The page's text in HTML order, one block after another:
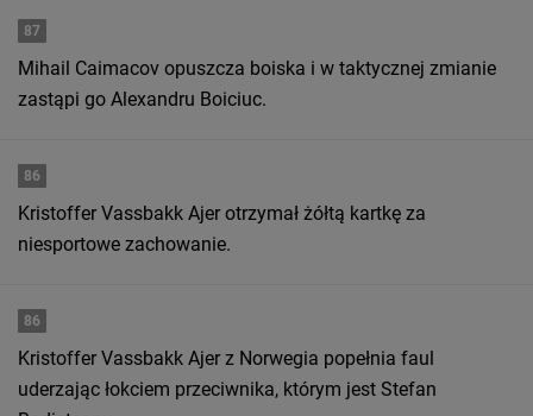
87
Mihail Caimacov opuszcza boiska i w taktycznej zmianie
zastąpi go Alexandru Boiciuc.
86
Kristoffer Vassbakk Ajer otrzymał żółtą kartkę za
niesportowe zachowanie.
86
Kristoffer Vassbakk Ajer z Norwegia popełnia faul
uderzając łokciem przeciwnika, którym jest Stefan